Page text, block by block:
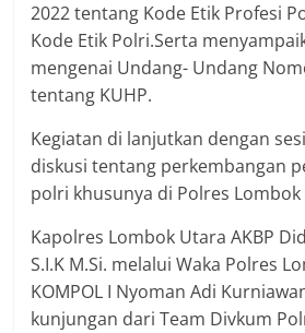
2022 tentang Kode Etik Profesi
Kode Etik Polri.Serta
mengenai Undang- Undang
tentang KUHP.
Kegiatan di lanjutkan dengan
diskusi tentang perkembangan
polri khusunya di Polres Lombok
Kapolres Lombok Utara AKBP
S.I.K M.Si. melalui Waka Polres
KOMPOL I Nyoman Adi
kunjungan dari Team Divkum